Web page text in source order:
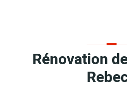
Rénovation